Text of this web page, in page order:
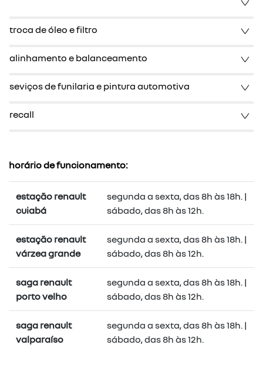
troca de óleo e filtro
alinhamento e balanceamento
seviços de funilaria e pintura automotiva
recall
horário de funcionamento:
estação renault
cuiabá
segunda a sexta, das 8h às 18h. |
sábado, das 8h às 12h.
estação renault
várzea grande
segunda a sexta, das 8h às 18h. |
sábado, das 8h às 12h.
saga renault
porto velho
segunda a sexta, das 8h às 18h. |
sábado, das 8h às 12h.
saga renault
valparaíso
segunda a sexta, das 8h às 18h. |
sábado, das 8h às 12h.